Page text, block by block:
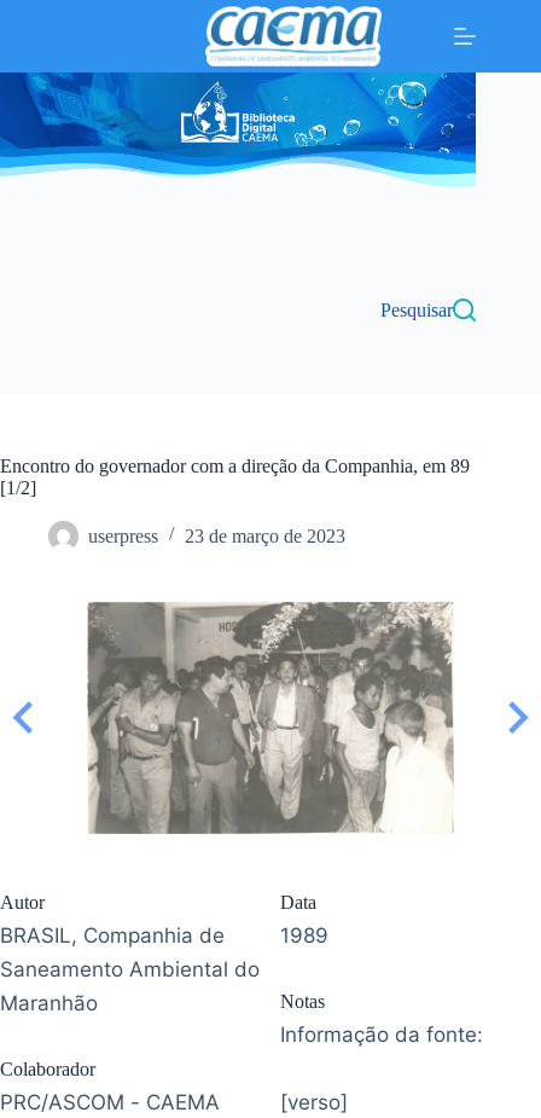
conteúdo
Pesquisar
Encontro do governador com a direção da Companhia, em 89
[1/2]
userpress 23 de março de 2023
Autor
BRASIL, Companhia de
Saneamento Ambiental do
Maranhão
Colaborador
PRC/ASCOM - CAEMA
Data
1989
Notas
Informação da fonte:
[verso]